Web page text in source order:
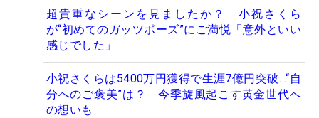
超貴重なシーンを見ましたか？ 小祝さくら
が“初めてのガッツポーズ”にご満悦「意外といい
感じでした」
小祝さくらは5400万円獲得で生涯7億円突破…“自
分へのご褒美”は？ 今季旋風起こす黄金世代へ
の想いも